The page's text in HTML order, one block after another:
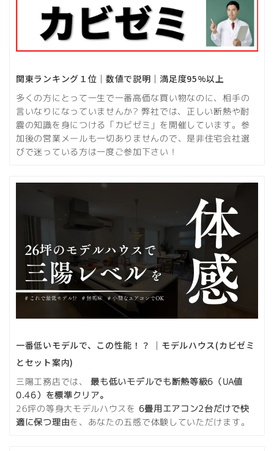
関東ランキング１位｜数値で説明｜満足度95%以上
多くの方にとって一生で一番高価な買い物なのに、相手の
言いなりになっていませんか? 弊社では、正しい断熱や耐
震の知識を身につける「カビゼミ」を開催しています。参
加後の営業メールも一切ありませんので、是非住宅会社選
びで迷っている方は一度ご参加下さい！
一番低いモデルで、この性能！？ ｜モデルハウス(カビゼミ
とセット案内)
三陽工務店では、最も低いモデルでも断熱等級6（UA値
0.46）を標準クリア。
26坪の等身大モデルハウスを 6畳用エアコン2台だけで快
適に保つ理由を、あなたの五感で体験していただけます。